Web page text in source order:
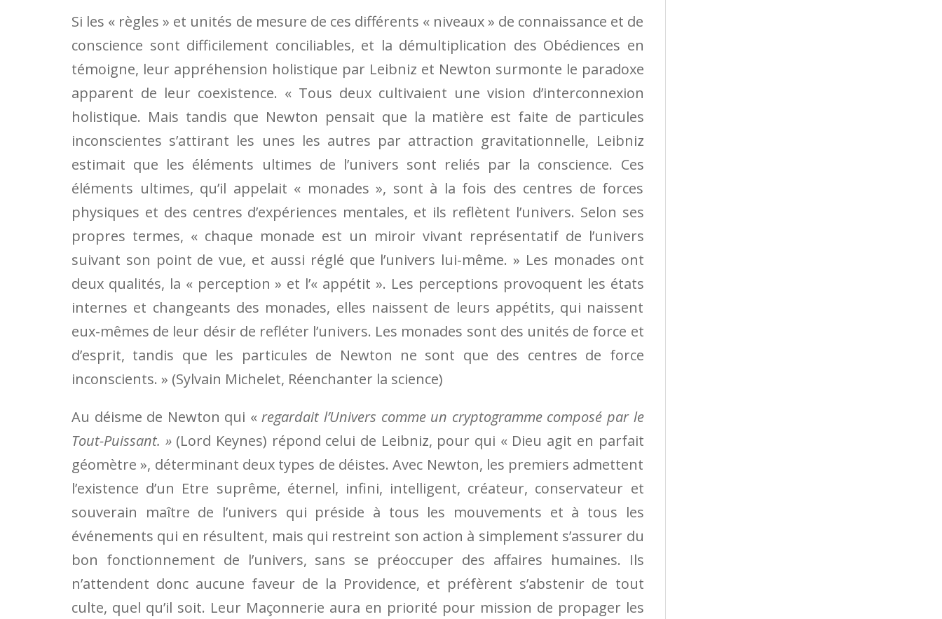
Si les « règles » et unités de mesure de ces différents « niveaux » de connaissance et de
conscience sont difficilement conciliables, et la démultiplication des Obédiences en
témoigne, leur appréhension holistique par Leibniz et Newton surmonte le paradoxe
apparent de leur coexistence. « Tous deux cultivaient une vision d’interconnexion
holistique. Mais tandis que Newton pensait que la matière est faite de particules
inconscientes s’attirant les unes les autres par attraction gravitationnelle, Leibniz
estimait que les éléments ultimes de l’univers sont reliés par la conscience. Ces
éléments ultimes, qu’il appelait « monades », sont à la fois des centres de forces
physiques et des centres d’expériences mentales, et ils reflètent l’univers. Selon ses
propres termes, « chaque monade est un miroir vivant représentatif de l’univers
suivant son point de vue, et aussi réglé que l’univers lui-même. » Les monades ont
deux qualités, la « perception » et l’« appétit ». Les perceptions provoquent les états
internes et changeants des monades, elles naissent de leurs appétits, qui naissent
eux-mêmes de leur désir de refléter l’univers. Les monades sont des unités de force et
d’esprit, tandis que les particules de Newton ne sont que des centres de force
inconscients. » (Sylvain Michelet, Réenchanter la science)
Au déisme de Newton qui «regardait l’Univers comme un cryptogramme composé par le
Tout-Puissant. » (Lord Keynes) répond celui de Leibniz, pour qui « Dieu agit en parfait
géomètre », déterminant deux types de déistes. Avec Newton, les premiers admettent
l’existence d’un Etre suprême, éternel, infini, intelligent, créateur, conservateur et
souverain maître de l’univers qui préside à tous les mouvements et à tous les
événements qui en résultent, mais qui restreint son action à simplement s’assurer du
bon fonctionnement de l’univers, sans se préoccuper des affaires humaines. Ils
n’attendent donc aucune faveur de la Providence, et préfèrent s’abstenir de tout
culte, quel qu’il soit. Leur Maçonnerie aura en priorité pour mission de propager les